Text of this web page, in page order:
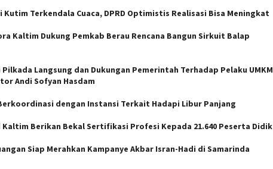
Terkendala Cuaca, DPRD Optimistis Realisasi Bisa Meningkat
Kaltim Dukung Pemkab Berau Rencana Bangun Sirkuit Balap
Langsung dan Dukungan Pemerintah Terhadap Pelaku UMKM
Andi Sofyan Hasdam
dengan Instansi Terkait Hadapi Libur Panjang
Berikan Bekal Sertifikasi Profesi Kepada 21.640 Peserta Didik
Siap Merahkan Kampanye Akbar Isran-Hadi di Samarinda